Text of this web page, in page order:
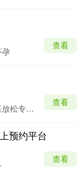
孕
查看
正念冥想睡眠白噪音减压放松专注工具
查看
预约平台
查看